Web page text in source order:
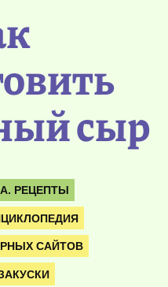
сыр
РЕЦЕПТЫ
САЙТОВ